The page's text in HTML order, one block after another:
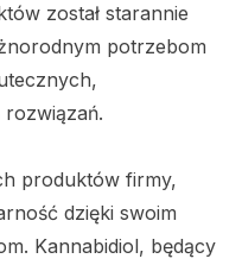
został starannie
potrzebom
produktów firmy,
dzięki swoim
Kannabidiol, będący